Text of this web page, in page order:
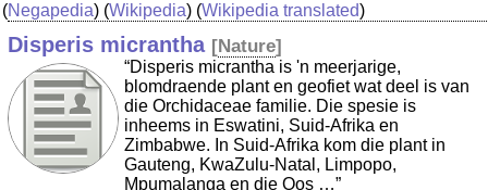
(Negapedia) (Wikipedia) (Wikipedia translated)
Disperis micrantha [Nature]
“Disperis micrantha is 'n meerjarige,
blomdraende plant en geofiet wat deel is van
die Orchidaceae familie. Die spesie is
inheems in Eswatini, Suid-Afrika en
Zimbabwe. In Suid-Afrika kom die plant in
Gauteng, KwaZulu-Natal, Limpopo,
Mpumalanga en die Oos …”